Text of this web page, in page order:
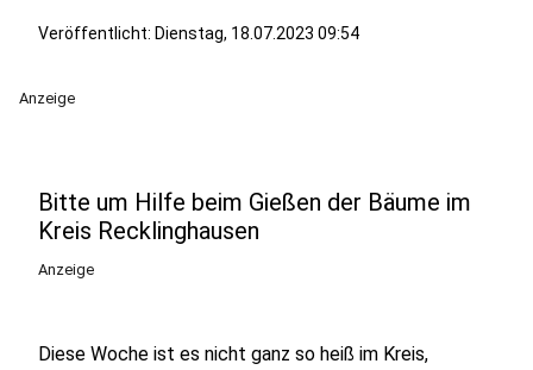
Veröffentlicht: Dienstag, 18.07.2023 09:54
Anzeige
Bitte um Hilfe beim Gießen der Bäume im
Kreis Recklinghausen
Anzeige
Diese Woche ist es nicht ganz so heiß im Kreis,